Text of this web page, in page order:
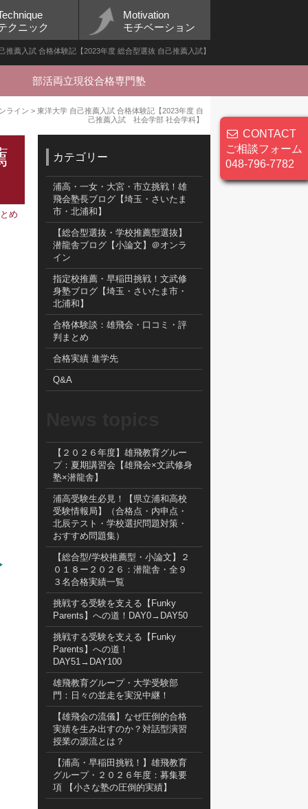
クニック
Motivation
モチベーション
推薦入試 合格体験記【2023年度 総合型選抜 自己推薦入試】
部活両立現役合格専門塾
CONTACT
ご相談フォーム
048-796-7782
ライン > 東洋大学 自己推薦入試 合格体験記【2023年度 自
己推薦入試 社会学部 社会学科】
め
カテゴリー
浦高・一女・大宮・市立挑戦！雄
飛会塾長ブログ【埼玉・さいたま
市・北浦和】
【総合型選抜・学校推薦型選抜】
潜龍舎ブログ【小論文】＠オンラ
イン
指定校推薦・早稲田挑戦！文武修
身塾ブログ【埼玉・さいたま市・
北浦和】
合格体験談：雄飛会・口コミ・評
判まとめ
合格実績 進学先
Q&A
【２０２６年度】雄飛教育グルー
プ：夏期講習会【雄飛会×文武修身
塾×潜龍舎】
浦高受験生必見！【県立浦和高校
受験情報局】（合格点・内申点・
北辰テスト・学校選択問題対策・
おすすめ問題集）
【総合型/学校推薦型・小論文】２
０１８ー２０２６：潜龍舎・全９
３名合格実績一覧
挑戦する受験を支える【Funky
Parents】への道！DAY0→DAY50
挑戦する受験を支える【Funky
Parents】への道！
DAY51→DAY100
雄飛教育グループ・大学受験部
門：日々の並走を実況中継！
【雄飛会の流儀】なぜ圧倒的合格
実績を生み出すのか？対話型演習
授業の源流とは？
【浦高・早稲田挑戦！】雄飛教育
グループ・２０２６年度：募集要
項 【小さな塾の圧倒的実績】